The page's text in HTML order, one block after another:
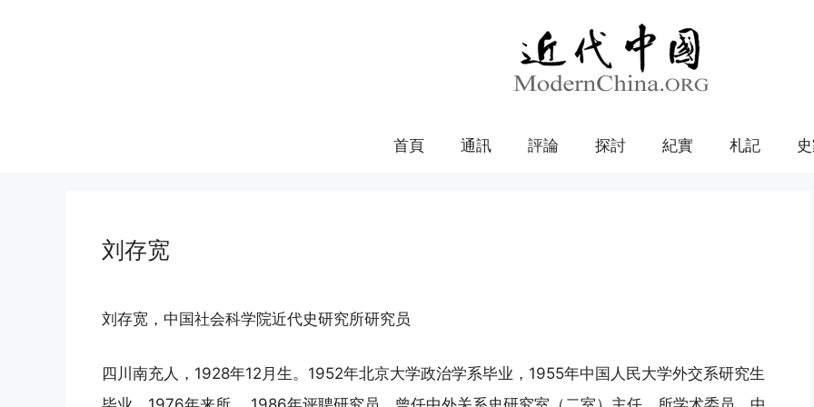
首頁 通訊 評論 探討 紀實 札記
刘存宽
刘存宽，中国社会科学院近代史研究所研究员
四川南充人，1928年12月生。1952年北京大学政治学系毕业，1955年中国人民大学外交系研究生